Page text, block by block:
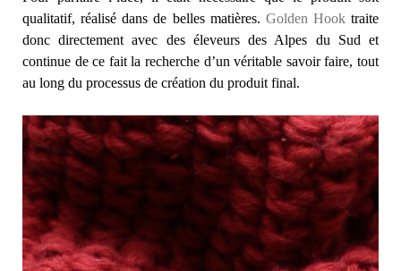
qualitatif, réalisé dans de belles matières. Golden Hook traite
donc directement avec des éleveurs des Alpes du Sud et
continue de ce fait la recherche d’un véritable savoir faire, tout
au long du processus de création du produit final.